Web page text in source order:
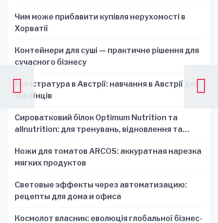
Чим може прибавити купівля нерухомості в
Хорватії
Контейнери для суші — практичне рішення для
сучасного бізнесу
Магістратура в Австрії: навчання в Австрії для
українців
Сироватковий білок Optimum Nutrition та
allnutrition: для тренувань, відновлення та
Ножи для томатов ARCOS: аккуратная нарезка
мягких продуктов
Световые эффекты через автоматизацию:
рецепты для дома и офиса
Космолот власник: еволюція глобальної бізнес-